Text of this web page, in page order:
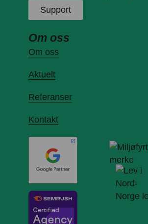
Support
Om oss
Om oss
Aktuelt
Referanser
Kontakt